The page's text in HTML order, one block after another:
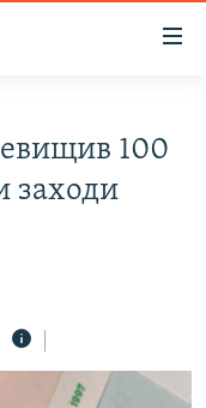
100
заходи